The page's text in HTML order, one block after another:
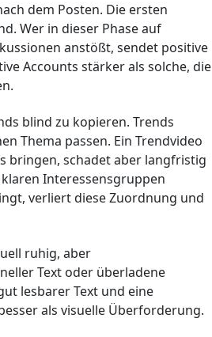
dem Posten. Die ersten
Wer in dieser Phase auf
anstößt, sendet positive
Accounts stärker als solche, die
blind zu kopieren. Trends
Thema passen. Ein Trendvideo
bringen, schadet aber langfristig
Interessensgruppen
verliert diese Zuordnung und
ruhig, aber
Text oder überladene
lesbarer Text und eine
als visuelle Überforderung.